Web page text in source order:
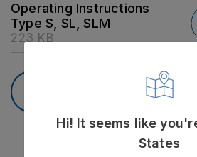
Operating Instructions
Type S, SL, SLM
223 KB
Se
Hi! It seems like
States